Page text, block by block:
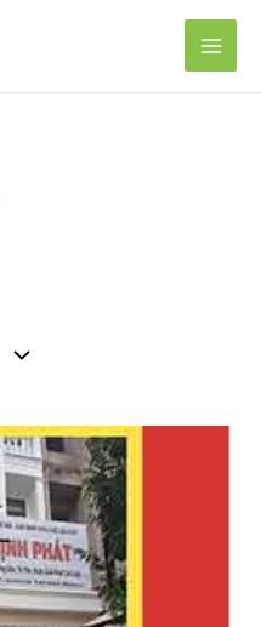
Main